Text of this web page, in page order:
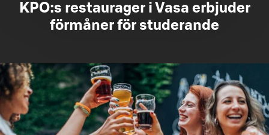
KPO:s restaurager i Vasa erbjuder
förmåner för studerande